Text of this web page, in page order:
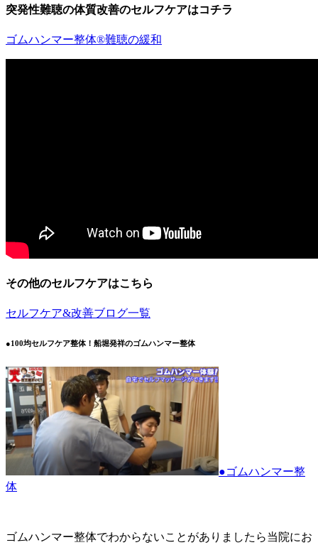
突発性難聴の体質改善のセルフケアはコチラ
ゴムハンマー整体®︎難聴の緩和
その他のセルフケアはこちら
セルフケア&改善ブログ一覧
●100均セルフケア整体！船堀発祥のゴムハンマー整体
●ゴムハンマー整
体
ゴムハンマー整体でわからないことがありましたら当院にお